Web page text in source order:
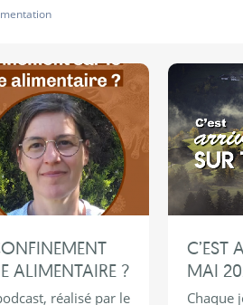
ALIMENTAIRE ?
réalisé par le
C’EST
MAI
Chaque